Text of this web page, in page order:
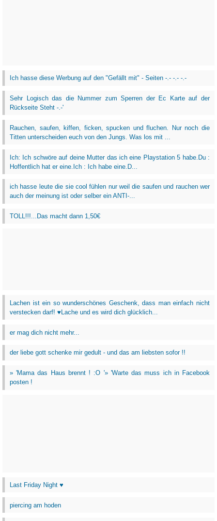
Ich hasse diese Werbung auf den "Gefällt mit" - Seiten -.- -.- -.-
Sehr Logisch das die Nummer zum Sperren der Ec Karte auf der
Rückseite Steht -.-'
Rauchen, saufen, kiffen, ficken, spucken und fluchen. Nur noch die
Titten unterscheiden euch von den Jungs. Was los mit ...
Ich: Ich schwöre auf deine Mutter das ich eine Playstation 5 habe.Du :
Hoffentlich hat er eine.Ich : Ich habe eine.D...
ich hasse leute die sie cool fühlen nur weil die saufen und rauchen wer
auch der meinung ist oder selber ein ANTI-...
TOLL!!!...Das macht dann 1,50€
Lachen ist ein so wunderschönes Geschenk, dass man einfach nicht
verstecken darf! ♥Lache und es wird dich glücklich...
er mag dich nicht mehr...
der liebe gott schenke mir gedult - und das am liebsten sofor !!
» 'Mama das Haus brennt ! :O '» 'Warte das muss ich in Facebook
posten !
Last Friday Night ♥
piercing am hoden